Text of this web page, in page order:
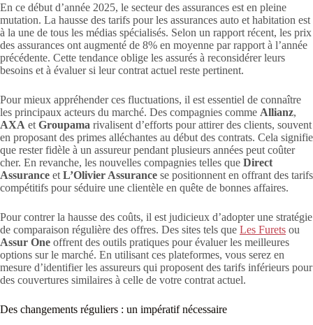
En ce début d’année 2025, le secteur des assurances est en pleine
mutation. La hausse des tarifs pour les assurances auto et habitation est
à la une de tous les médias spécialisés. Selon un rapport récent, les prix
des assurances ont augmenté de 8% en moyenne par rapport à l’année
précédente. Cette tendance oblige les assurés à reconsidérer leurs
besoins et à évaluer si leur contrat actuel reste pertinent.
Pour mieux appréhender ces fluctuations, il est essentiel de connaître
les principaux acteurs du marché. Des compagnies comme Allianz,
AXA et Groupama rivalisent d’efforts pour attirer des clients, souvent
en proposant des primes alléchantes au début des contrats. Cela signifie
que rester fidèle à un assureur pendant plusieurs années peut coûter
cher. En revanche, les nouvelles compagnies telles que Direct
Assurance et L’Olivier Assurance se positionnent en offrant des tarifs
compétitifs pour séduire une clientèle en quête de bonnes affaires.
Pour contrer la hausse des coûts, il est judicieux d’adopter une stratégie
de comparaison régulière des offres. Des sites tels que Les Furets ou
Assur One offrent des outils pratiques pour évaluer les meilleures
options sur le marché. En utilisant ces plateformes, vous serez en
mesure d’identifier les assureurs qui proposent des tarifs inférieurs pour
des couvertures similaires à celle de votre contrat actuel.
Des changements réguliers : un impératif nécessaire